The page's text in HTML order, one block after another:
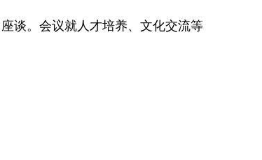
谈。会议就人才培养、文化交流等